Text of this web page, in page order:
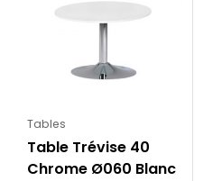
Tables
Table Trévise 40
Chrome Ø060 Blanc